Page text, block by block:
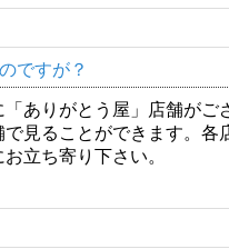
ですが？
ありがとう屋」店舗が
見ることができます。
立ち寄り下さい。